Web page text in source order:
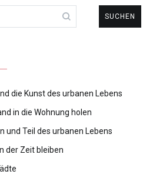
die Kunst des urbanen Lebens
in die Wohnung holen
und Teil des urbanen Lebens
der Zeit bleiben